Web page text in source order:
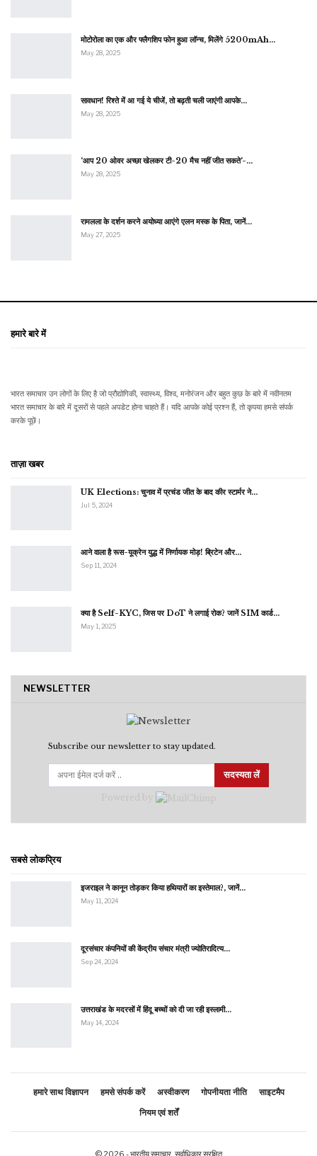
मोटोरोला का एक और फ्लैगशिप फोन हुआ लॉन्च, मिलेंगे 5200mAh…
May 28, 2025
सावधान! रिश्ते में आ गई ये चीजें, तो बढ़ती चली जाएंगी आपके…
May 28, 2025
‘आप 20 ओवर अच्छा खेलकर टी-20 मैच नहीं जीत सकते’-…
May 28, 2025
रामलला के दर्शन करने अयोध्या आएंगे एलन मस्क के पिता, जानें…
May 27, 2025
हमारे बारे में
भारत समाचार उन लोगों के लिए है जो प्रौद्योगिकी, स्वास्थ्य, विश्व, मनोरंजन और बहुत कुछ के बारे में नवीनतम
भारत समाचार के बारे में दूसरों से पहले अपडेट होना चाहते हैं। यदि आपके कोई प्रश्न हैं, तो कृपया हमसे संपर्क
करके पूछें।
ताज़ा खबर
UK Elections: चुनाव में प्रचंड जीत के बाद कीर स्टार्मर ने…
Jul 5, 2024
आने वाला है रूस-यूक्रेन युद्ध में निर्णायक मोड़! ब्रिटेन और…
Sep 11, 2024
क्या है Self-KYC, जिस पर DoT ने लगाई रोक? जानें SIM कार्ड…
May 1, 2025
NEWSLETTER
Subscribe our newsletter to stay updated.
सदस्यता लें
सबसे लोकप्रिय
इजराइल ने कानून तोड़कर किया हथियारों का इस्तेमाल?, जानें…
May 11, 2024
दूरसंचार कंपनियों की केंद्रीय संचार मंत्री ज्योतिरादित्य…
Sep 24, 2024
उत्तराखंड के मदरसों में हिंदू बच्चों को दी जा रही इस्लामी…
May 14, 2024
हमारे साथ विज्ञापन हमसे संपर्क करें अस्वीकरण गोपनीयता नीति
साइटमैप
नियम एवं शर्तें